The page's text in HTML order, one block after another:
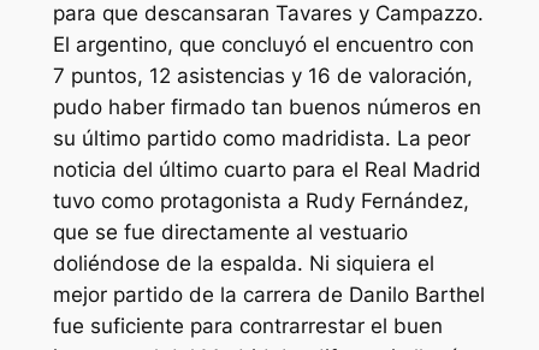
para que descansaran Tavares y Campazzo.
El argentino, que concluyó el encuentro con
7 puntos, 12 asistencias y 16 de valoración,
pudo haber firmado tan buenos números en
su último partido como madridista. La peor
noticia del último cuarto para el Real Madrid
tuvo como protagonista a Rudy Fernández,
que se fue directamente al vestuario
doliéndose de la espalda. Ni siquiera el
mejor partido de la carrera de Danilo Barthel
fue suficiente para contrarrestar el buen